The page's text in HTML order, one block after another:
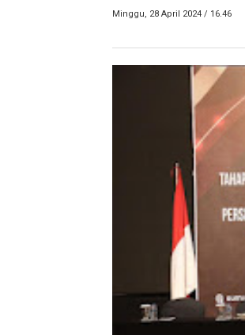
Minggu, 28 April 2024 / 16.46